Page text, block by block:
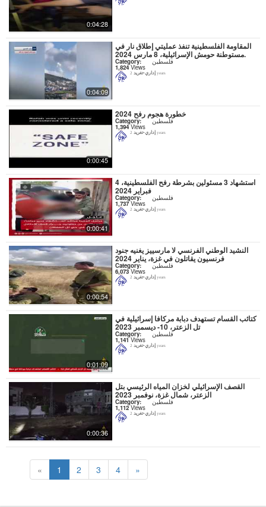
0:04:28
0:04:09
المقاومة الفلسطينية تنفذ عمليتي إطلاق نار في
مستوطنة حومش الإسرائيلية، 8 مارس 2024.
Category: فلسطين
1,824Views
إداري-تغريد 2 years
0:00:45
خطورة هجوم رفح 2024
Category: فلسطين
1,394Views
إداري-تغريد 2 years
0:00:41
استشهاد 3 مسئولين بشرطة رفح الفلسطينية، 4
فبراير 2024
Category: فلسطين
1,737Views
إداري-تغريد 2 years
0:00:54
النشيد الوطني الفرنسي لا مارسييز يغنيه جنود
فرنسيون يقاتلون في غزة، يناير 2024
Category: فلسطين
6,073Views
إداري-تغريد 2 years
0:01:09
كتائب القسام تستهدف دبابة مركافا إسرائيلية في
تل الزعتر، 10- ديسمبر 2023
Category: فلسطين
1,141Views
إداري-تغريد 2 years
0:00:36
القصف الإسرائيلي لخزان المياه الرئيسي بتل
الزعتر، شمال غزة، نوفمبر 2023
Category: فلسطين
1,112Views
إداري-تغريد 2 years
« 1 2 3 4 »